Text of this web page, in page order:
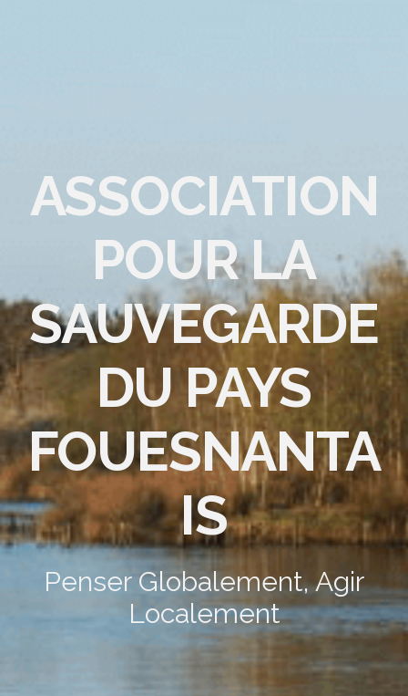
ASSOCIATION
POUR LA
SAUVEGARDE
DU PAYS
FOUESNANTA
IS
Penser Globalement, Agir
Localement